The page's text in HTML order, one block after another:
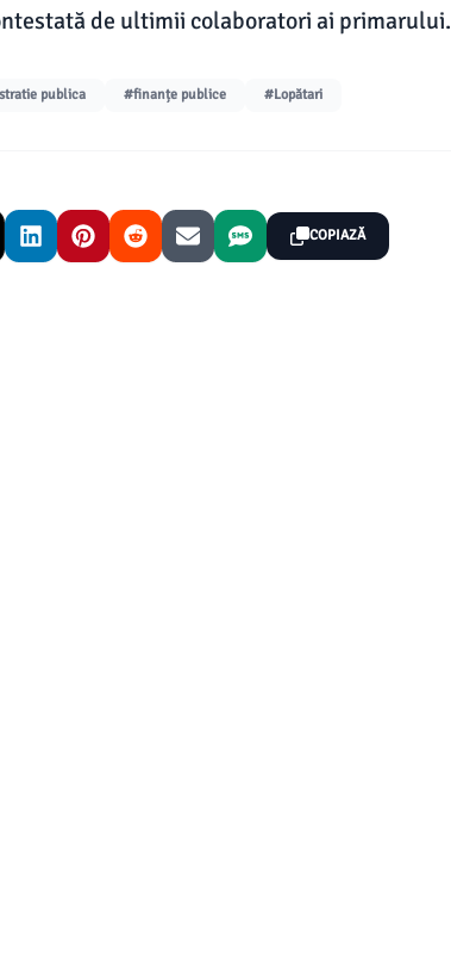
de ultimii colaboratori ai primarului.
publica #finanțe publice #Lopătari
COPIAZĂ